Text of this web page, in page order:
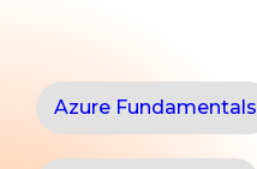
Azure Fundamentals